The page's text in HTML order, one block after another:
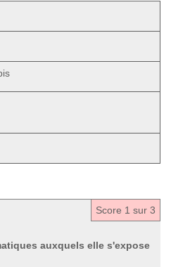
Score 1 sur 3
auxquels elle s'expose